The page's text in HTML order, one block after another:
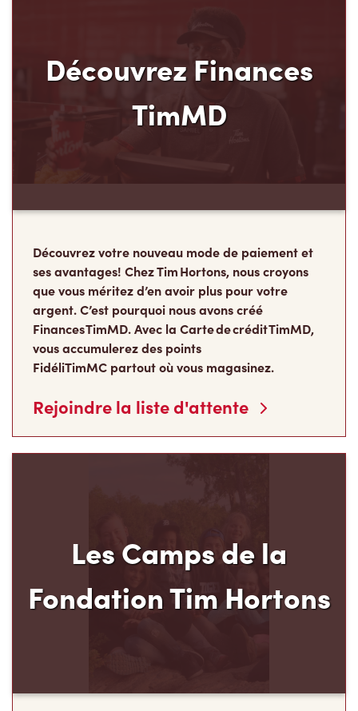
Découvrez Finances
TimMD
Découvrez votre nouveau mode de paiement et
ses avantages! Chez Tim Hortons, nous croyons
que vous méritez d’en avoir plus pour votre
argent. C’est pourquoi nous avons créé
Finances TimMD. Avec la Carte de crédit TimMD,
vous accumulerez des points
FidéliTimMC partout où vous magasinez.
Rejoindre la liste d'attente
Les Camps de la
Fondation Tim Hortons